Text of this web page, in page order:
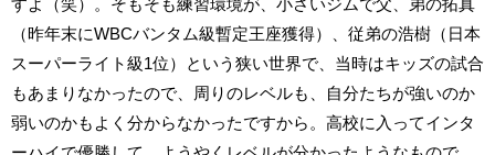
（昨年末にWBCバンタム級暫定王座獲得）、従弟の浩樹（日本
スーパーライト級1位）という狭い世界で、当時はキッズの試合
もあまりなかったので、周りのレベルも、自分たちが強いのか
弱いのかもよく分からなかったですから。高校に入ってインタ